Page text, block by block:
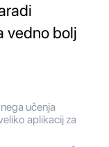
vedno bolj
učenja
aplikacij za